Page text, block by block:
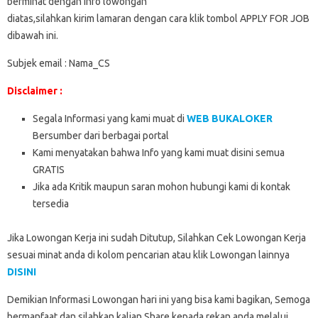
diatas,silahkan kirim lamaran dengan cara klik tombol APPLY FOR JOB
dibawah ini.
Subjek email : Nama_CS
Disclaimer :
Segala Informasi yang kami muat di WEB BUKALOKER
Bersumber dari berbagai portal
Kami menyatakan bahwa Info yang kami muat disini semua
GRATIS
Jika ada Kritik maupun saran mohon hubungi kami di kontak
tersedia
Jika Lowongan Kerja ini sudah Ditutup, Silahkan Cek Lowongan Kerja
sesuai minat anda di kolom pencarian atau klik Lowongan lainnya
DISINI
Demikian Informasi Lowongan hari ini yang bisa kami bagikan, Semoga